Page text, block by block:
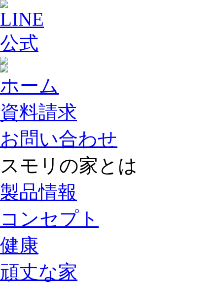
ホーム
資料請求
お問い合わせ
スモリの家とは
製品情報
コンセプト
健康
頑丈な家